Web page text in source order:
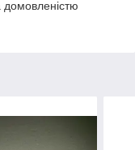
домовленістю